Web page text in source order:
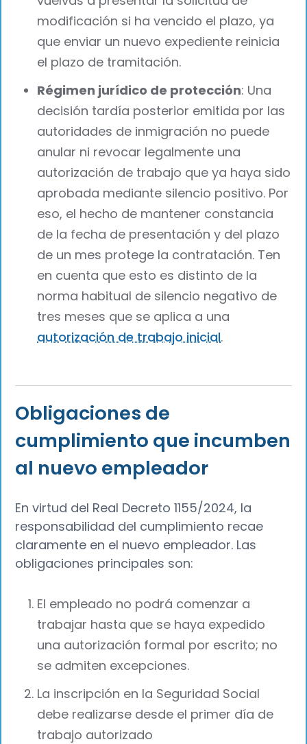
modificación si ha vencido el plazo, ya
que enviar un nuevo expediente reinicia
el plazo de tramitación.
Régimen jurídico de protección: Una
decisión tardía posterior emitida por las
autoridades de inmigración no puede
anular ni revocar legalmente una
autorización de trabajo que ya haya sido
aprobada mediante silencio positivo. Por
eso, el hecho de mantener constancia
de la fecha de presentación y del plazo
de un mes protege la contratación. Ten
en cuenta que esto es distinto de la
norma habitual de silencio negativo de
tres meses que se aplica a una
autorización de trabajo inicial.
Obligaciones de
cumplimiento que incumben
al nuevo empleador
En virtud del Real Decreto 1155/2024, la
responsabilidad del cumplimiento recae
claramente en el nuevo empleador. Las
obligaciones principales son:
El empleado no podrá comenzar a
trabajar hasta que se haya expedido
una autorización formal por escrito; no
se admiten excepciones.
La inscripción en la Seguridad Social
debe realizarse desde el primer día de
trabajo autorizado